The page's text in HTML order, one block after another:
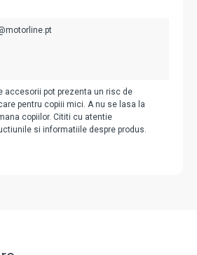
accesorii pot prezenta un risc de
pentru copiii mici. A nu se lasa la
copiilor. Cititi cu atentie
si informatiile despre produs.